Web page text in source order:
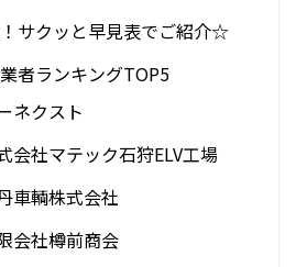
サクッと早見表でご紹介☆
者ランキングTOP5
ネクスト
社マテック石狩ELV工場
輌株式会社
社樽前商会